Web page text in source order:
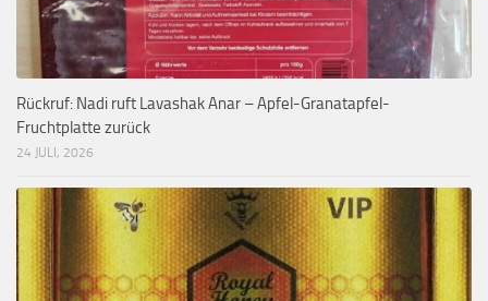
Rückruf: Nadi ruft Lavashak Anar – Apfel-Granatapfel-
Fruchtplatte zurück
24 JULI, 2026